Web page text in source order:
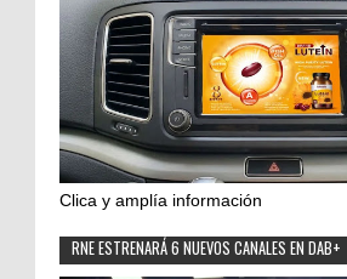
Clica y amplía información
RNE ESTRENARÁ 6 NUEVOS CANALES EN DAB+